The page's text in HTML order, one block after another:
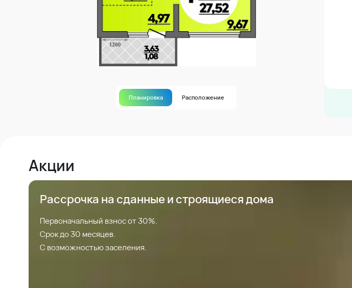
Планировка Расположение
Акции
Рассрочка на сданные и строящиеся дома
Первоначальный взнос от 30%.
Срок до 30 месяцев.
С возможностью заселения.